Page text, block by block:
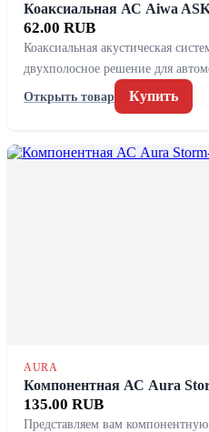
Коаксиальная АС Aiwa
62.00 RUB
Коаксиальная акустическая
двухполосное решение для
Открыть товар
Купить
AURA
Компонентная АС Aura
135.00 RUB
Представляем вам